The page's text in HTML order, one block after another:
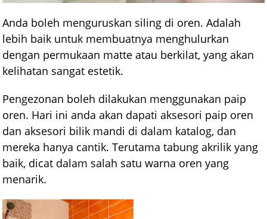
Anda boleh menguruskan siling di oren. Adalah
lebih baik untuk membuatnya menghulurkan
dengan permukaan matte atau berkilat, yang akan
kelihatan sangat estetik.
Pengezonan boleh dilakukan menggunakan paip
oren. Hari ini anda akan dapati aksesori paip oren
dan aksesori bilik mandi di dalam katalog, dan
mereka hanya cantik. Terutama tabung akrilik yang
baik, dicat dalam salah satu warna oren yang
menarik.